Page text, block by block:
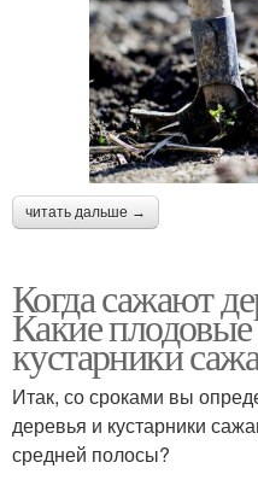
читать дальше →
Когда сажают
Какие плодовые
кустарники
Итак, со сроками вы
деревья и кустарники
средней полосы?